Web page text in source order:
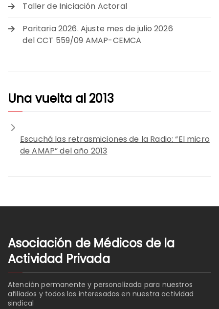
Taller de Iniciación Actoral
Paritaria 2026. Ajuste mes de julio 2026
del CCT 559/09 AMAP-CEMCA
Una vuelta al 2013
Escuchá las retrasmiciones de la Radio: “El micro
de AMAP” del año 2013
Asociación de Médicos de la
Actividad Privada
Atención permanente y personalizada para nuestros
afiliados y todos los interesados en nuestra actividad
sindical